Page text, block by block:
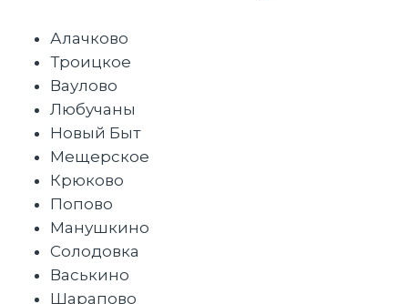
Алачково
Троицкое
Ваулово
Любучаны
Новый Быт
Мещерское
Крюково
Попово
Манушкино
Солодовка
Васькино
Шарапово